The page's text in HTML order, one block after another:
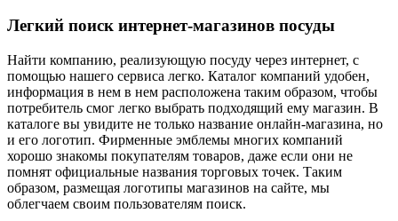
Легкий поиск интернет-магазинов посуды
Найти компанию, реализующую посуду через интернет, с
помощью нашего сервиса легко. Каталог компаний удобен,
информация в нем в нем расположена таким образом, чтобы
потребитель смог легко выбрать подходящий ему магазин. В
каталоге вы увидите не только название онлайн-магазина, но
и его логотип. Фирменные эмблемы многих компаний
хорошо знакомы покупателям товаров, даже если они не
помнят официальные названия торговых точек. Таким
образом, размещая логотипы магазинов на сайте, мы
облегчаем своим пользователям поиск.